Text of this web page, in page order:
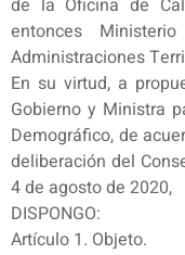
de la Oficina de
entonces
Administraciones
En su virtud, a
Gobierno y Ministra
Demográfico, de
deliberación del
4 de agosto de 2020,
DISPONGO:
Artículo 1. Objeto.